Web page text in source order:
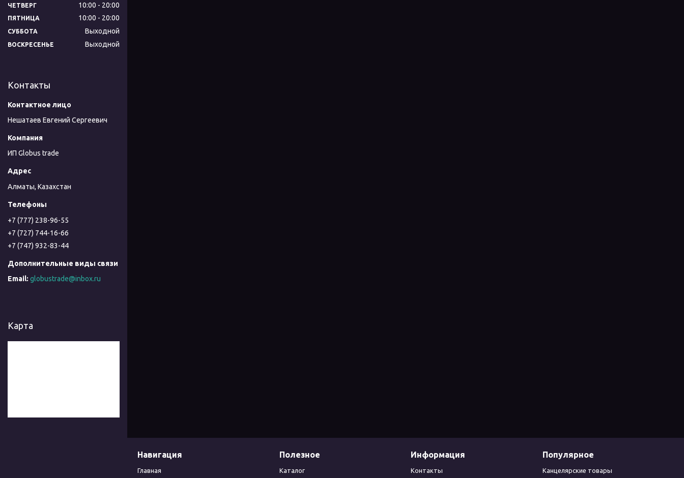
ЧЕТВЕРГ 10:00 20:00
ПЯТНИЦА 10:00 20:00
СУББОТА Выходной
ВОСКРЕСЕНЬЕ Выходной
Контакты
Нешатаев Евгений Сергеевич
ИП Globus trade
Алматы, Казахстан
+7 (777) 238-96-55
+7 (727) 744-16-66
+7 (747) 932-83-44
globustrade@inbox.ru
Карта
Навигация
Главная
Полезное
Каталог
Информация
Контакты
Популярное
Канцелярские товары